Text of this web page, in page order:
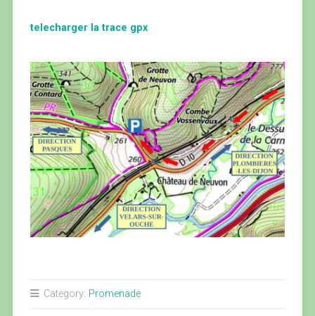
telecharger la trace gpx
Category: Promenade